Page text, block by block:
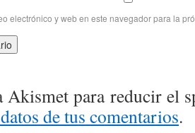
electrónico y web en este navegador para la
Akismet para reducir el
de tus comentarios.